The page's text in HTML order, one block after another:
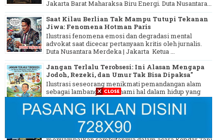
Jakarta Barat Maharaksa Biru Energi. Duta Nusantara...
Saat Kilau Berlian Tak Mampu Tutupi Tekanan
Jiwa: Fenomena Hotman Paris
Ilustrasi fenomena emosi dan degradasi mental
advokat saat dicecar pertanyaan kritis oleh jurnalis.
Duta Nusantara Merdeka | Jakarta Ketua ...
Jangan Terlalu Terobsesi: Ini Alasan Mengapa
Jodoh, Rezeki, dan Umur Tak Bisa Dipaksa"
Ilustrasi seseorang menikmati pemandangan alam
sebagai lambang memahami hal dalam hidup yang
sudah diatur takdir. Duta Nusantara Merdeka...
Indonesia Swasembada Pangan, Mas Dar
Beberkan Rahasia Stop Impor Beras Era Prabowo
Wakil Menteri Pertanian RI Sudaryono